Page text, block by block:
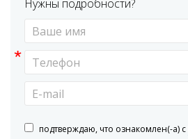
Нужны подробности?
*
подтверждаю, что ознакомлен(-а) с